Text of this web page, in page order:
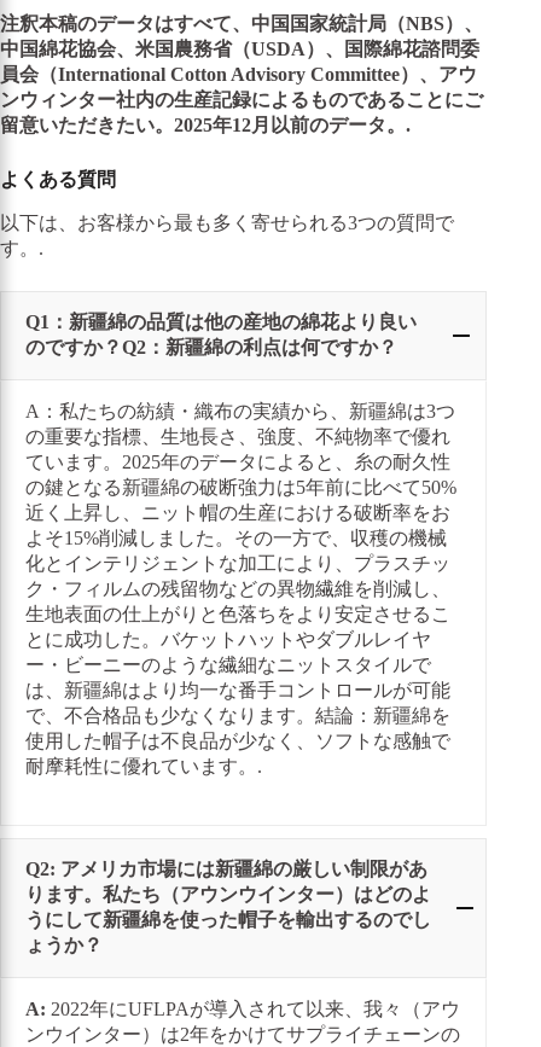
注釈本稿のデータはすべて、中国国家統計局（NBS）、
中国綿花協会、米国農務省（USDA）、国際綿花諮問委
員会（International Cotton Advisory Committee）、アウ
ンウィンター社内の生産記録によるものであることにご
留意いただきたい。2025年12月以前のデータ。.
よくある質問
以下は、お客様から最も多く寄せられる3つの質問で
す。.
Q1：新疆綿の品質は他の産地の綿花より良い
のですか？Q2：新疆綿の利点は何ですか？
A：私たちの紡績・織布の実績から、新疆綿は3つ
の重要な指標、生地長さ、強度、不純物率で優れ
ています。2025年のデータによると、糸の耐久性
の鍵となる新疆綿の破断強力は5年前に比べて50%
近く上昇し、ニット帽の生産における破断率をお
よそ15%削減しました。その一方で、収穫の機械
化とインテリジェントな加工により、プラスチッ
ク・フィルムの残留物などの異物繊維を削減し、
生地表面の仕上がりと色落ちをより安定させるこ
とに成功した。バケットハットやダブルレイヤ
ー・ビーニーのような繊細なニットスタイルで
は、新疆綿はより均一な番手コントロールが可能
で、不合格品も少なくなります。結論：新疆綿を
使用した帽子は不良品が少なく、ソフトな感触で
耐摩耗性に優れています。.
Q2: アメリカ市場には新疆綿の厳しい制限があ
ります。私たち（アウンウインター）はどのよ
うにして新疆綿を使った帽子を輸出するのでし
ょうか？
A: 2022年にUFLPAが導入されて以来、我々（アウ
ンウインター）は2年をかけてサプライチェーンの